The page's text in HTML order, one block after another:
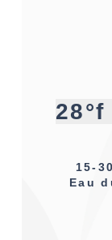
28°f
15-
Eau